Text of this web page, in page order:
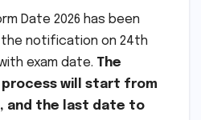
Date 2026 has been
notification on 24th
exam date. The
will start from
and the last date to